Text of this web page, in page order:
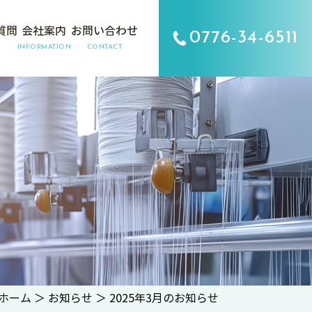
問 会社案内
INFORMATION
お問い合わせ
CONTACT 0776-34-6511
ーム ＞ お知らせ ＞ 2025年3月のお知らせ